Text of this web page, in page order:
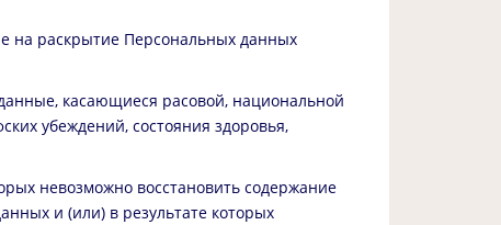
на раскрытие Персональных данных
касающиеся расовой, национальной
убеждений, состояния здоровья,
невозможно восстановить содержание
и (или) в результате которых